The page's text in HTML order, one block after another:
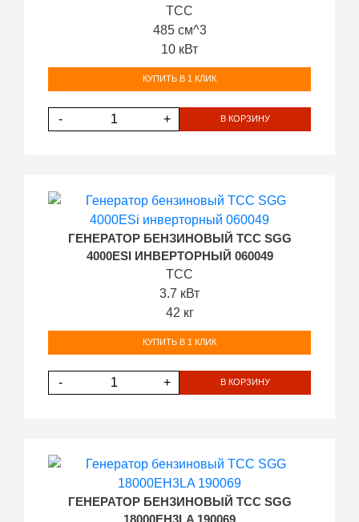
ТСС
485 см^3
10 кВт
КУПИТЬ В 1 КЛИК
- + В КОРЗИНУ
ГЕНЕРАТОР БЕНЗИНОВЫЙ ТСС SGG
4000ESI ИНВЕРТОРНЫЙ 060049
ТСС
3.7 кВт
42 кг
КУПИТЬ В 1 КЛИК
- + В КОРЗИНУ
ГЕНЕРАТОР БЕНЗИНОВЫЙ ТСС SGG
18000EH3LA 190069